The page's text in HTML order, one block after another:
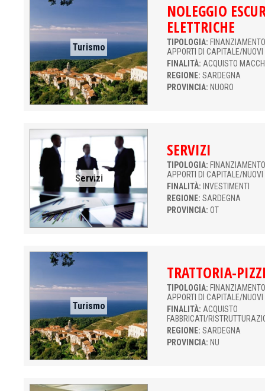
Turismo
NOLEGGIO
ELETTRICHE
TIPOLOGIA:
APPORTI DI CAPITALE/NUOVI
FINALITÀ: ACQUISTO
REGIONE: SARDEGNA
PROVINCIA: NUORO
Servizi
SERVIZI
TIPOLOGIA:
APPORTI DI CAPITALE/NUOVI
FINALITÀ: INVESTIMENTI
REGIONE: SARDEGNA
PROVINCIA: OT
Turismo
TRATTORIA-
TIPOLOGIA:
APPORTI DI CAPITALE/NUOVI
FINALITÀ: ACQUISTO
FABBRICATI/
REGIONE: SARDEGNA
PROVINCIA: NU